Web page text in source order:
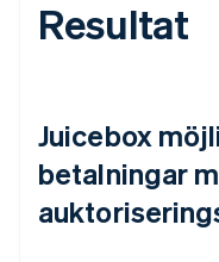
Resultat
Juicebox
betalningar